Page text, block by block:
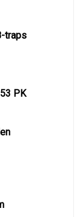
traps
PK